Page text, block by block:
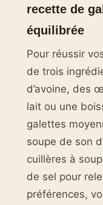
recette de
équilibrée
Pour réussir
de trois
d’avoine, des
lait ou une
galettes
soupe de son
cuillères à
de sel pour
préférences,